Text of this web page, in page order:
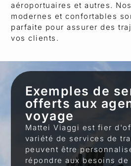
aéroportuaires et autres.
modernes et confortables
parfaite pour assurer des
vos clients.
Exemples de
offerts aux
voyage
Mattei Viaggi est fier
variété de services de
peuvent être
répondre aux besoins de